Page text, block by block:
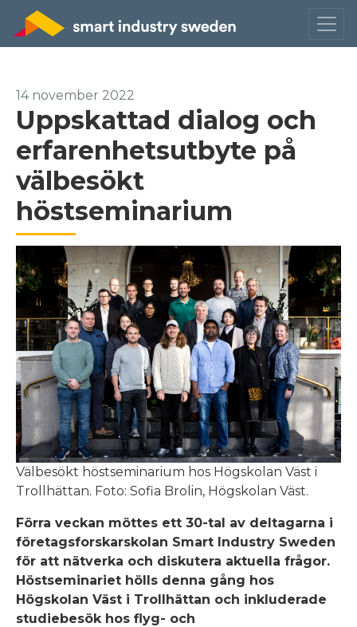
14 november 2022
Uppskattad dialog och
erfarenhetsutbyte på
välbesökt
höstseminarium
Välbesökt höstseminarium hos Högskolan Väst i
Trollhättan. Foto: Sofia Brolin, Högskolan Väst.
Förra veckan möttes ett 30-tal av deltagarna i
företagsforskarskolan Smart Industry Sweden
för att nätverka och diskutera aktuella frågor.
Höstseminariet hölls denna gång hos
Högskolan Väst i Trollhättan och inkluderade
studiebesök hos flyg- och